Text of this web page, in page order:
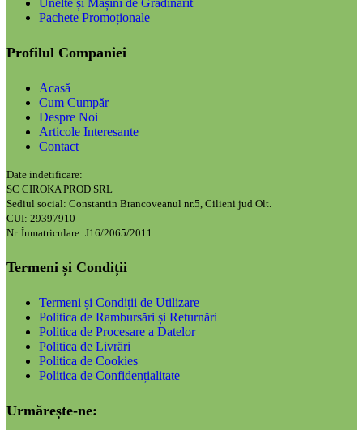
Unelte și Mașini de Grădinărit
Pachete Promoționale
Profilul Companiei
Acasă
Cum Cumpăr
Despre Noi
Articole Interesante
Contact
Date indetificare:
SC CIROKA PROD SRL
Sediul social: Constantin Brancoveanul nr.5, Cilieni jud Olt.
CUI: 29397910
Nr. Înmatriculare: J16/2065/2011
Termeni și Condiții
Termeni și Condiții de Utilizare
Politica de Rambursări și Returnări
Politica de Procesare a Datelor
Politica de Livrări
Politica de Cookies
Politica de Confidențialitate
Urmărește-ne: